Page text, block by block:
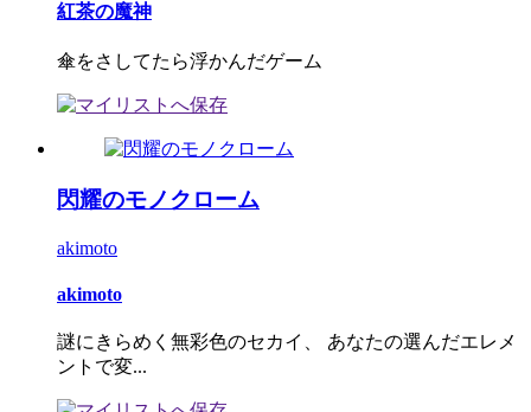
紅茶の魔神
傘をさしてたら浮かんだゲーム
閃耀のモノクローム
akimoto
akimoto
謎にきらめく無彩色のセカイ、 あなたの選んだエレメ
ントで変...